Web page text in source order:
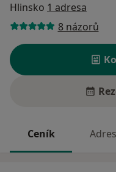
Hlinsko 1 adresa
8 názorů
Ceník